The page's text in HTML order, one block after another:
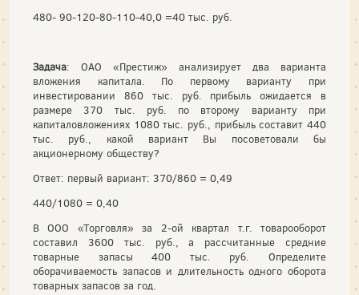
480- 90-120-80-110-40,0 =40 тыс. руб.
Задача: ОАО «Престиж» анализирует два варианта
вложения капитала. По первому варианту при
инвестировании 860 тыс. руб. прибыль ожидается в
размере 370 тыс. руб. по второму варианту при
капиталовложениях 1080 тыс. руб., прибыль составит 440
тыс. руб., какой вариант Вы посоветовали бы
акционерному обществу?
Ответ: первый вариант: 370/860 = 0,49
440/1080 = 0,40
В ООО «Торговля» за 2-ой квартал т.г. товарооборот
составил 3600 тыс. руб., а рассчитанные средние
товарные запасы 400 тыс. руб. Определите
оборачиваемость запасов и длительность одного оборота
товарных запасов за год.